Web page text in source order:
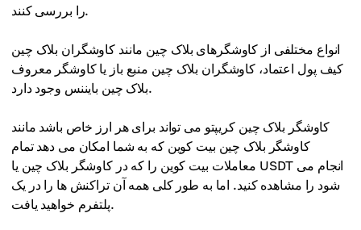
را بررسی کنند.
انواع مختلفی از کاوشگرهای بلاک چین مانند کاوشگران بلاک چین
کیف پول اعتماد، کاوشگران بلاک چین منبع باز یا کاوشگر معروف
بلاک چین بایننس وجود دارد.
کاوشگر بلاک چین کریپتو می تواند برای هر ارز خاص باشد مانند
کاوشگر بلاک چین بیت کوین که به شما امکان می دهد تمام
معاملات بیت کوین را که در کاوشگر بلاک چین یا USDT انجام می
شود را مشاهده کنید. اما به طور کلی همه آن تراکنش ها را در یک
پلتفرم خواهید یافت.